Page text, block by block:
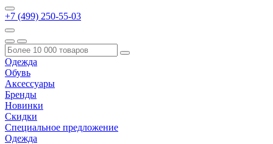
+7 (499) 250-55-03
Одежда
Обувь
Аксессуары
Бренды
Новинки
Скидки
Специальное предложение
Одежда